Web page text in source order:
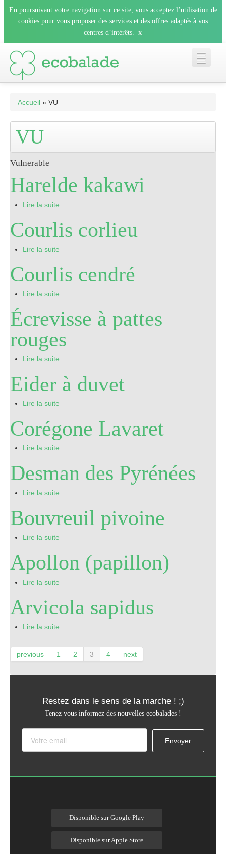
En poursuivant votre navigation sur ce site, vous acceptez l’utilisation de
cookies pour vous proposer des services et des offres adaptés à vos
centres d’intérêts.
x
Les balades
Les espèces
Accueil » VU
VU
Vulnerable
Harelde kakawi
Lire la suite
Courlis corlieu
Lire la suite
Courlis cendré
Lire la suite
Écrevisse à pattes
rouges
Lire la suite
Eider à duvet
Lire la suite
Corégone Lavaret
Lire la suite
Desman des Pyrénées
Lire la suite
Bouvreuil pivoine
Lire la suite
Apollon (papillon)
Lire la suite
Arvicola sapidus
Lire la suite
previous 1 2 3 4 next
Restez dans le sens de la marche ! ;)
Tenez vous informez des nouvelles ecobalades !
Disponible sur Google Play
Disponible sur Apple Store